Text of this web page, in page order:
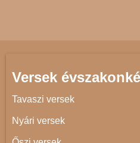
Versek
Tavaszi versek
Nyári versek